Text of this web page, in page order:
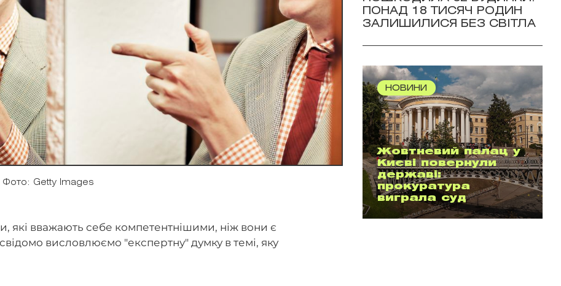
Фото: Getty Images
які вважають себе компетентнішими, ніж вони є
висловлюємо "експертну" думку в темі, яку
ПОНАД 18 ТИСЯЧ РОДИН
ЗАЛИШИЛИСЯ БЕЗ СВІТЛА
НОВИНИ
Жовтневий палац у
Києві повернули
державі:
прокуратура
виграла суд